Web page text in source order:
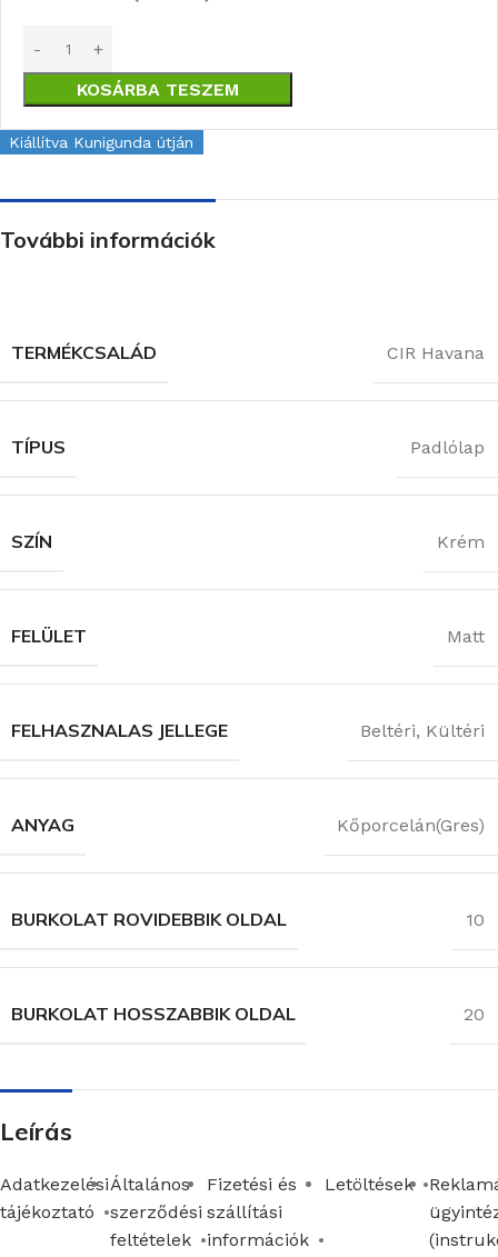
KOSÁRBA TESZEM
Kiállítva Kunigunda útján
További információk
TERMÉKCSALÁD CIR Havana
TÍPUS Padlólap
SZÍN Krém
FELÜLET Matt
FELHASZNALAS JELLEGE Beltéri, Kültéri
ANYAG Kőporcelán(Gres)
BURKOLAT ROVIDEBBIK OLDAL 10
BURKOLAT HOSSZABBIK OLDAL 20
Leírás
Adatkezelési
tájékoztató
Általános
szerződési
feltételek
Fizetési és
szállítási
információk
Letöltések